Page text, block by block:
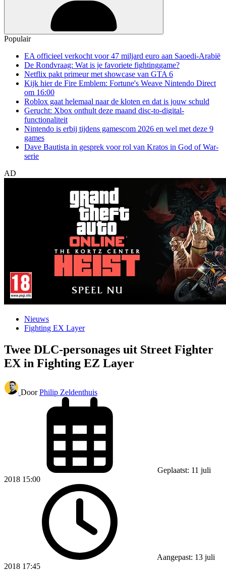
Populair
EA officieel verkocht voor 47 miljard euro aan Saoedi-Arabië
De Rondvraag: Wat is je favoriete fightinggame?
Netflix pakt primeur met showcase van GTA 6
Kijk hier de Fire Emblem: Fortune's Weave Nintendo Direct
om 16:00
Roblox gaat helemaal naar de kloten en dat is jouw schuld
Gerucht: Xbox onthult deze maand disc-to-digital-
functionaliteit
Nintendo is erbij tijdens gamescom 2026 en wel met deze 9
games
Dave Bautista in gesprek voor rol van Kratos in God of War-
serie
AD
Nieuws
Fighting EX Layer
Twee DLC-personages uit Street Fighter
EX in Fighting EZ Layer
Door Philip Zeldenthuis
Geplaatst: 11 juli
2018 15:00
Aangepast: 13 juli
2018 17:45